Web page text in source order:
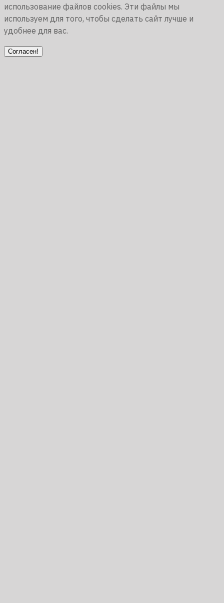
использование файлов cookies. Эти файлы мы
используем для того, чтобы сделать сайт лучше и
удобнее для вас.
Согласен!